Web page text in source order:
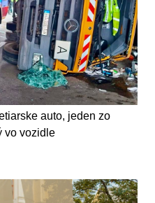
auto, jeden zo
vo vozidle